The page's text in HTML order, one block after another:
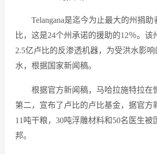
Telangana是迄今为止最大的州捐助
比，这是24个州承诺的援助的12％。该
2.5亿卢比的反渗透机器，为受洪水影响
水，根据国家新闻稿。
根据官方新闻稿，马哈拉施特拉在
第二，宣布了卢比的卢比基金，据官方
11吨干粮，30吨浮雕材料和50名医生被
邦。